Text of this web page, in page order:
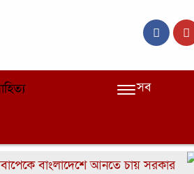
সব
বাংলাদেশে আনতে চায় সরকার